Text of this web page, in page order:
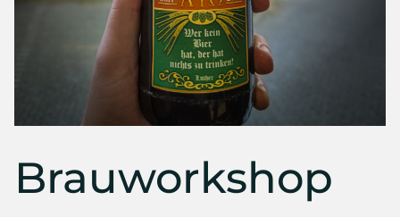
Brauworkshop